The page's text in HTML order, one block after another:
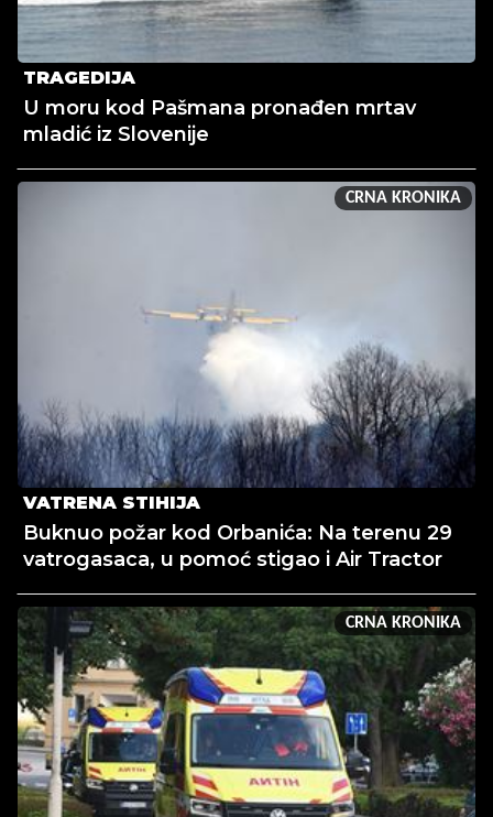
TRAGEDIJA
U moru kod Pašmana pronađen mrtav
mladić iz Slovenije
CRNA KRONIKA
VATRENA STIHIJA
Buknuo požar kod Orbanića: Na terenu 29
vatrogasaca, u pomoć stigao i Air Tractor
CRNA KRONIKA